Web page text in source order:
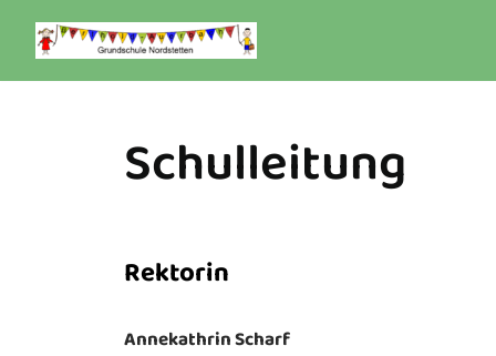
Zum
Schulleitung
Rektorin
Annekathrin Scharf